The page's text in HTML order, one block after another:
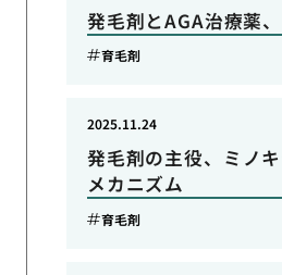
発毛剤とAGA治療薬
育毛剤
発毛剤の主役、ミノ
メカニズム
2025.11.24
育毛剤